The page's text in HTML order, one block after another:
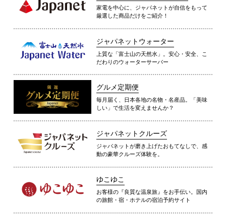
家電を中心に、ジャパネットが自信をもって
厳選した商品だけをご紹介！
ジャパネットウォーター
上質な「富士山の天然水」。安心・安全、こ
だわりのウォーターサーバー
グルメ定期便
毎月届く、日本各地の名物・名産品。「美味
しい」で生活を変えませんか？
ジャパネットクルーズ
ジャパネットが磨き上げたおもてなしで、感
動の豪華クルーズ体験を。
ゆこゆこ
お客様の『良質な温泉旅』をお手伝い。国内
の旅館・宿・ホテルの宿泊予約サイト